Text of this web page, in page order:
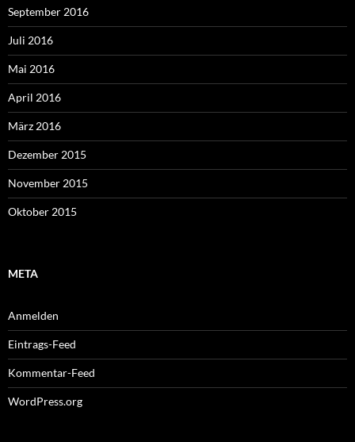
September 2016
Juli 2016
Mai 2016
April 2016
März 2016
Dezember 2015
November 2015
Oktober 2015
META
Anmelden
Eintrags-Feed
Kommentar-Feed
WordPress.org